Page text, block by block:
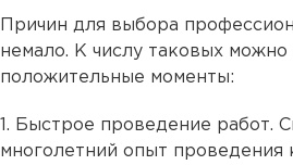
Причин для выбора
немало. К числу таковых
положительные моменты:
1. Быстрое проведение работ.
многолетний опыт проведения